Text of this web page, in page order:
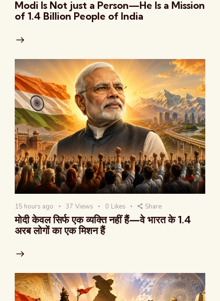
Modi Is Not just a Person—He Is a Mission
of 1.4 Billion People of India
15 hours ago 37 Views 0 Likes Share
मोदी केवल सिर्फ एक व्यक्ति नहीं हैं—वे भारत के 1.4
अरब लोगों का एक मिशन हैं